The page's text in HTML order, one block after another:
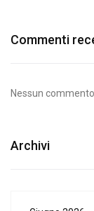
Commenti
Nessun
Archivi